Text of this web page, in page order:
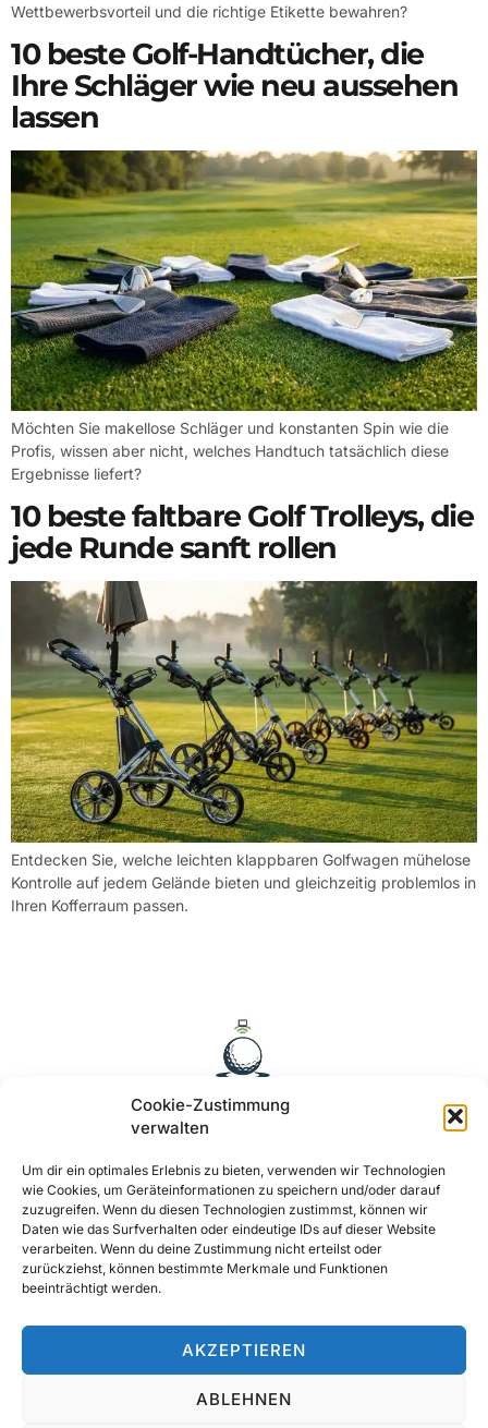
Cookie-Zustimmung
verwalten
Um dir ein optimales Erlebnis zu bieten, verwenden wir Technologien
wie Cookies, um Geräteinformationen zu speichern und/oder darauf
zuzugreifen. Wenn du diesen Technologien zustimmst, können wir
Daten wie das Surfverhalten oder eindeutige IDs auf dieser Website
verarbeiten. Wenn du deine Zustimmung nicht erteilst oder
zurückziehst, können bestimmte Merkmale und Funktionen
beeinträchtigt werden.
AKZEPTIEREN
ABLEHNEN
Wettbewerbsvorteil und die richtige Etikette bewahren?
10 beste Golf-Handtücher, die
Ihre Schläger wie neu aussehen
lassen
Möchten Sie makellose Schläger und konstanten Spin wie die
Profis, wissen aber nicht, welches Handtuch tatsächlich diese
Ergebnisse liefert?
10 beste faltbare Golf Trolleys, die
jede Runde sanft rollen
Entdecken Sie, welche leichten klappbaren Golfwagen mühelose
Kontrolle auf jedem Gelände bieten und gleichzeitig problemlos in
Ihren Kofferraum passen.
Ja, Gerne ..